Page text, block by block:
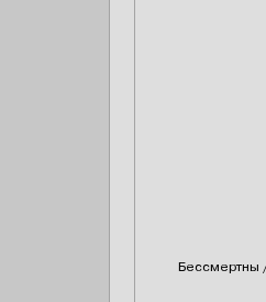
Бессмертны